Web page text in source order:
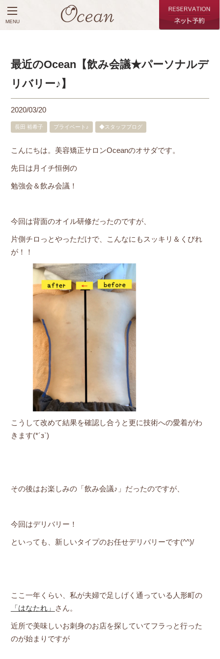
MENU
最近のOcean【飲み会議★パーソナルデ
リバリー♪】
2020/03/20
長田 裕希子 プライベート♪ ◆スタッフブログ
こんにちは。美容矯正サロンOceanのオサダです。
先日は月イチ恒例の
勉強会＆飲み会議！
今回は背面のオイル研修だったのですが、
片側チロっとやっただけで、こんなにもスッキリ＆くびれ
が！！
こうして改めて結果を確認し合うと更に技術への愛着がわ
きます(*´з`)
その後はお楽しみの「飲み会議♪」だったのですが、
今回はデリバリー！
といっても、新しいタイプのお任せデリバリーです(^^)/
ここ一年くらい、私が夫婦で足しげく通っている人形町の
「はなたれ」
さん。
近所で美味しいお刺身のお店を探していてフラっと行った
のが始まりですが